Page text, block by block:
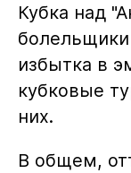
Кубка над
избытка в
кубковые
них.
В общем,